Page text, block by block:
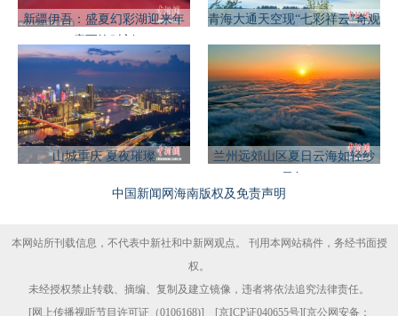
新疆伊吾：盛夏幻彩湖迎来年
青海大通天空现“七彩祥云”奇观
山城重庆 夏夜璀璨
兰州远郊山区夏日云海如轻纱
中国新闻网海南版权及免责声明
本网站所刊载信息，不代表中新社和中新网观点。 刊用本网站稿件，务经书面授
权。
未经授权禁止转载、摘编、复制及建立镜像，违者将依法追究法律责任。
[网上传播视听节目许可证（0106168)] [京ICP证040655号][京公网安备：